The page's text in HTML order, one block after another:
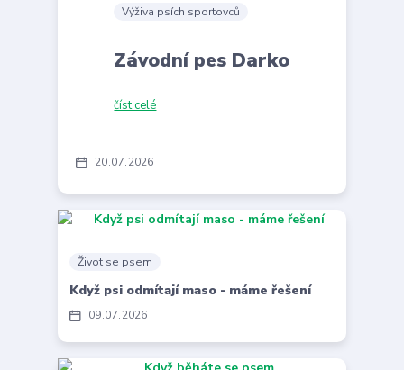
20 07 2026
Výživa psích sportovců
Závodní pes Darko
číst celé
09 07 2026
Život se psem
Když psi odmítají maso - máme řešení